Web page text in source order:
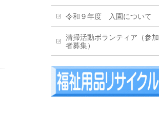
令和９年度 入園について
清掃活動ボランティア（参加
者募集）